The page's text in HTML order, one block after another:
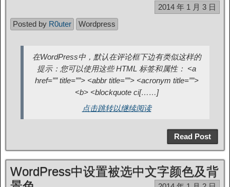
2014 年 1 月 3 日
Posted by R0uter Wordpress
在WordPress中，默认在评论框下边有类似这样的
提示：您可以使用这些 HTML 标签和属性： <a
href=”” title=””> <abbr title=””> <acronym title=””>
<b> <blockquote ci[……]
点击跳转以继续阅读
Read Post
WordPress中设置被选中文字颜色及背